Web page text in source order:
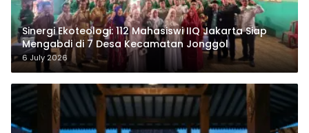
‎Sinergi Ekoteologi: 112 Mahasiswi IIQ Jakarta Siap
Mengabdi di 7 Desa Kecamatan Jonggol
6 July 2026